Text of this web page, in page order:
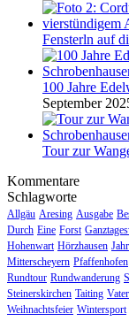
Fensterln auf
100 Jahre
September
Tour zur
Kommentare
Schlagworte
Allgäu Aresing Ausgabe
Durch Eine Forst
Hohenwart Hörzhausen
Mitterscheyern Pfaffenhofen
Rundtour Rundwanderung
Steinerskirchen Taiting
Weihnachtsfeier Wintersport